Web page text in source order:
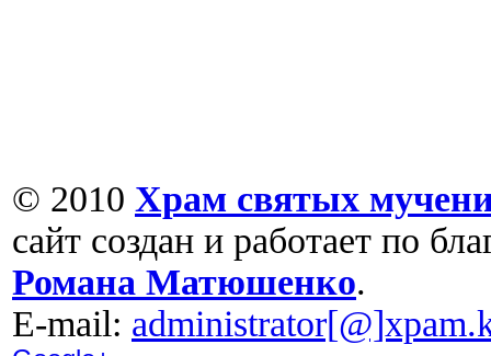
© 2010 Храм святых
сайт создан и работает по
Романа Матюшенко.
Е-mail: